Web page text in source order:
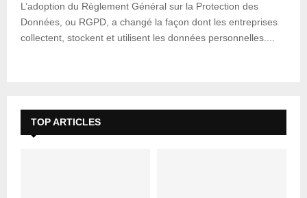
L’adoption du Règlement Général sur la Protection des
Données, ou RGPD, a changé la façon dont les entreprises
collectent, stockent et utilisent les données personnelles....
TOP ARTICLES